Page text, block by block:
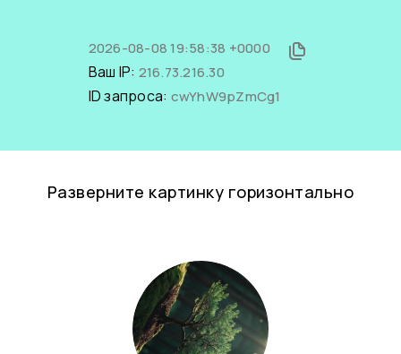
2026-08-08 19:58:38 +0000
Ваш IP: 216.73.216.30
ID запроса: cwYhW9pZmCg1
Разверните картинку горизонтально